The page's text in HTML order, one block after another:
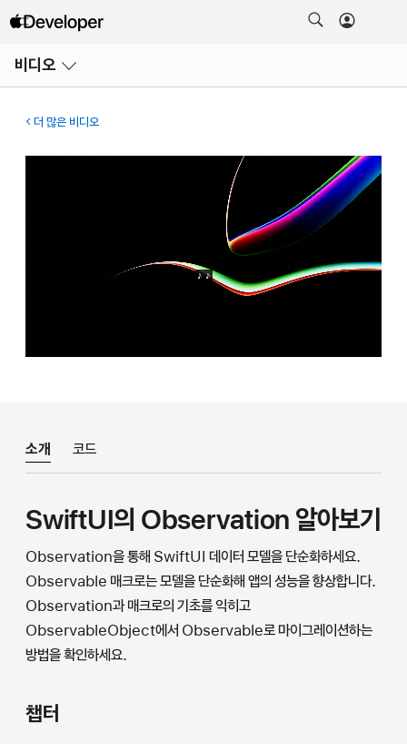
비디오
열기
더 많은 비디오
소개 코드
SwiftUI의 Observation 알아보기
Observation을 통해 SwiftUI 데이터 모델을 단순화하세요.
Observable 매크로는 모델을 단순화해 앱의 성능을 향상합니다.
Observation과 매크로의 기초를 익히고
ObservableObject에서 Observable로 마이그레이션하는
방법을 확인하세요.
챕터